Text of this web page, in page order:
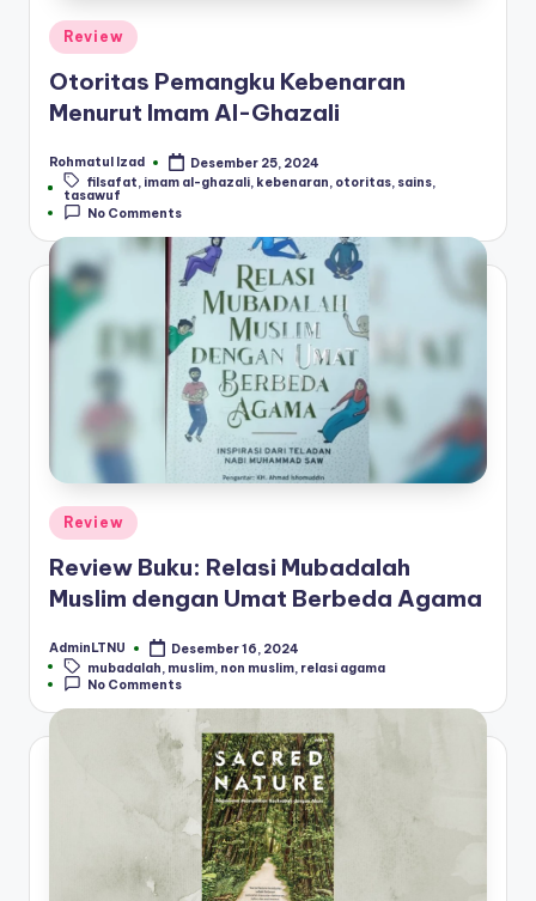
Posted
in
Review
Otoritas Pemangku Kebenaran
Menurut Imam Al-Ghazali
Posted
by
Rohmatul Izad
Desember 25, 2024
Tags:filsafat imam al-ghazali kebenaran otoritas sains
tasawuf
No Comments
Posted
in
Review
Review Buku: Relasi Mubadalah
Muslim dengan Umat Berbeda Agama
Posted
by
AdminLTNU
Desember 16, 2024
Tags:mubadalah muslim non muslim relasi agama
No Comments